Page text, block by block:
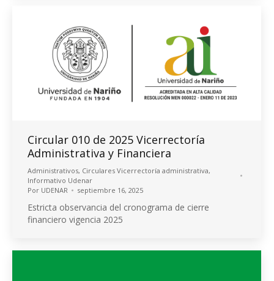
Circular 010 de 2025 Vicerrectoría
Administrativa y Financiera
Administrativos, Circulares Vicerrectoría administrativa,
Informativo Udenar
Por UDENAR septiembre 16, 2025
Estricta observancia del cronograma de cierre
financiero vigencia 2025